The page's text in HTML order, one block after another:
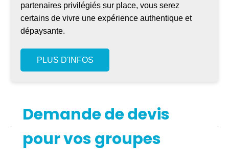
partenaires privilégiés sur place, vous serez
certains de vivre une expérience authentique et
dépaysante.
PLUS D'INFOS
Demande de devis
pour vos groupes